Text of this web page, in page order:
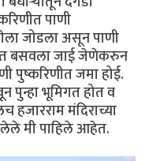
पाणी
जोडला असून पाणी
बसवला जाई जेणेकरुन
पुष्करिणीत जमा होई.
पुन्हा भूमिगत होत व
हजारराम मंदिराच्या
मी पाहिले आहेत.